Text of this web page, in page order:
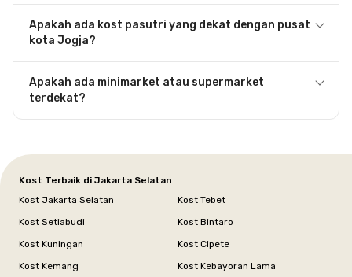
Apakah ada kost pasutri yang dekat dengan pusat
kota Jogja?
Apakah ada minimarket atau supermarket
terdekat?
Kost Terbaik di Jakarta Selatan
Kost Jakarta Selatan
Kost Tebet
Kost Setiabudi
Kost Bintaro
Kost Kuningan
Kost Cipete
Kost Kemang
Kost Kebayoran Lama